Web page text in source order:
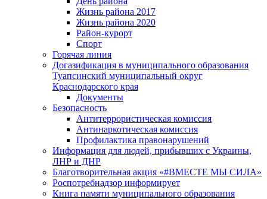
Жизнь района 2017
Жизнь района 2020
Район-курорт
Спорт
Горячая линия
Догазификация в муниципального образования
Туапсинский муниципальный округ
Краснодарского края
Документы
Безопасность
Антитеррористическая комиссия
Антинаркотическая комиссия
Профилактика правонарушений
Информация для людей, прибывших с Украины,
ЛНР и ДНР
Благотворительная акция «#ВМЕСТЕ МЫ СИЛА»
Роспотребнадзор информирует
Книга памяти муниципального образования